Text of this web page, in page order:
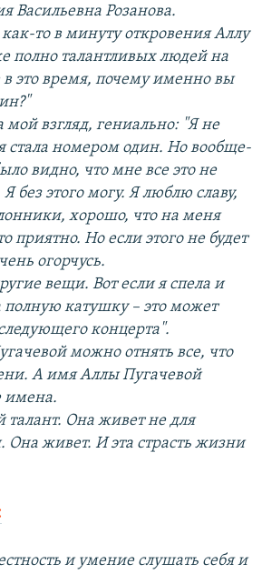
Васильевна Розанова.
как-то в минуту откровения Аллу
полно талантливых людей на
в это время, почему именно вы
мой взгляд, гениально: "Я не
стала номером один. Но вообще-
видно, что мне все это не
без этого могу. Я люблю славу,
хорошо, что на меня
приятно. Но если этого не будет
огорчусь.
вещи. Вот если я спела и
катушку – это может
концерта".
можно отнять все, что
А имя Аллы Пугачевой
имена.
талант. Она живет не для
Она живет. И эта страсть жизни
и умение слушать себя и